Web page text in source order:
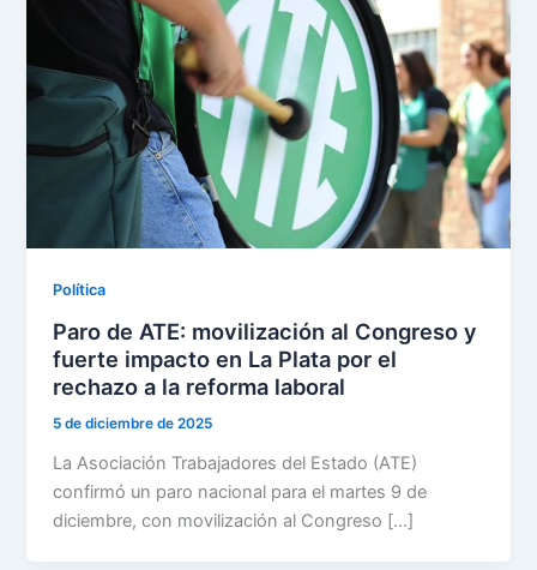
Política
Paro de ATE: movilización al Congreso y
fuerte impacto en La Plata por el
rechazo a la reforma laboral
5 de diciembre de 2025
La Asociación Trabajadores del Estado (ATE)
confirmó un paro nacional para el martes 9 de
diciembre, con movilización al Congreso […]